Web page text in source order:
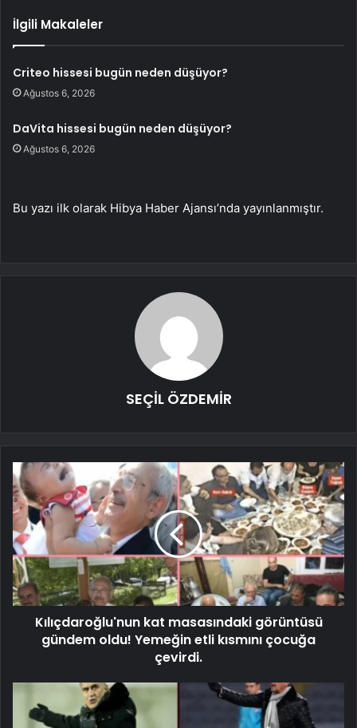
İlgili Makaleler
Criteo hissesi bugün neden düşüyor?
Ağustos 6, 2026
DaVita hissesi bugün neden düşüyor?
Ağustos 6, 2026
Bu yazı ilk olarak Hibya Haber Ajansı’nda yayınlanmıştır.
SEÇİL ÖZDEMİR
Kılıçdaroğlu'nun kat masasındaki görüntüsü
gündem oldu! Yemeğin etli kısmını çocuğa
çevirdi.